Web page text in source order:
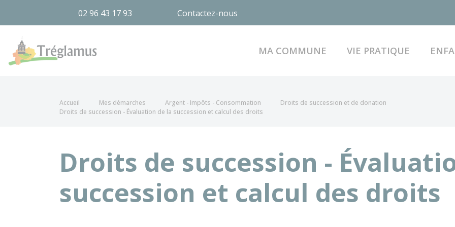
02 96 43 17 93 Contactez-nous
MA COMMUNE VIE PRATIQUE
Accueil Mes démarches Argent - Impôts - Consommation
Droits de succession et de donation
Droits de succession - Évaluation de la succession et calcul des droits
Droits de succession -
succession et calcul des droits